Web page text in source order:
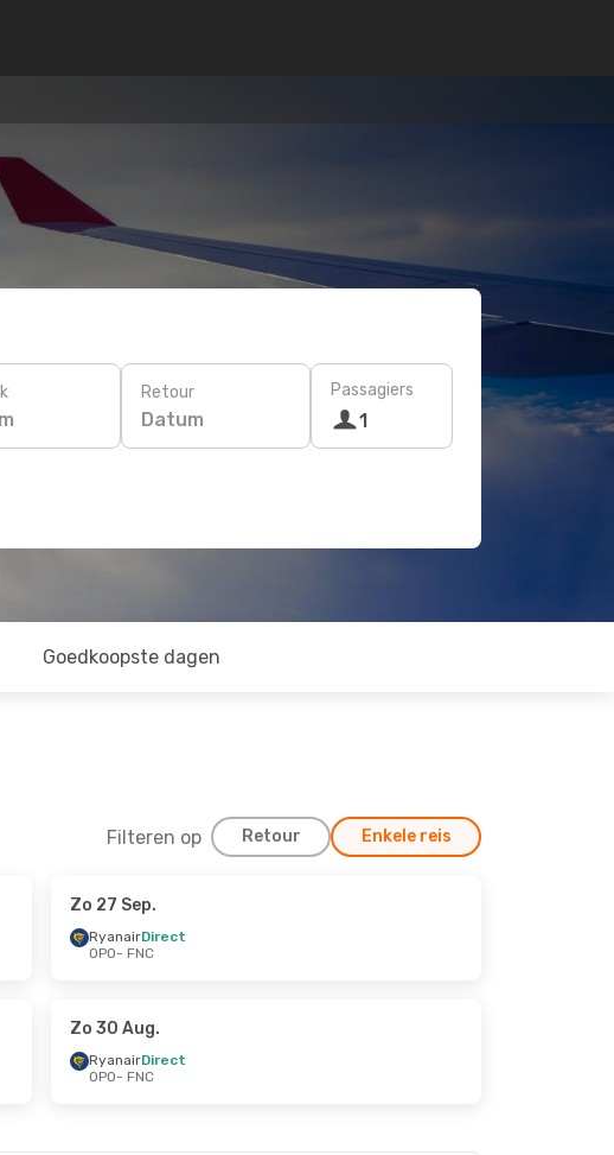
Retour
Datum
Passagiers
1
Goedkoopste dagen
Filteren op Retour Enkele reis
Zo 27 Sep.
RyanairDirect
OPO- FNC
Zo 30 Aug.
RyanairDirect
OPO- FNC